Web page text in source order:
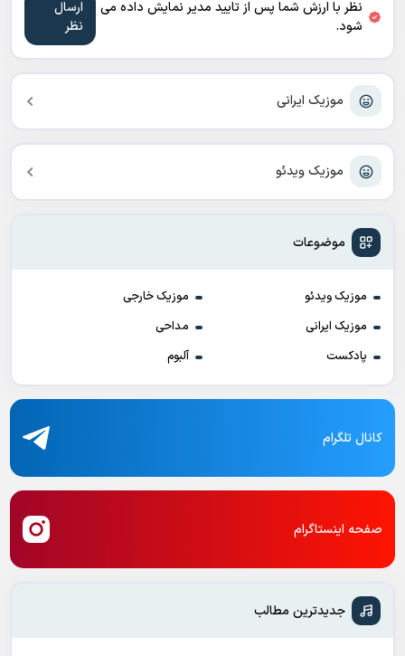
موزیک ایرانی
موزیک ویدئو
موضوعات
موزیک ویدئو
موزیک خارجی
موزیک ایرانی
مداحی
پادکست
آلبوم
نظر با ارزش شما پس از تایید مدیر نمایش داده می
شود.
کانال تلگرام
صفحه اینستاگرام
جدیدترین مطالب